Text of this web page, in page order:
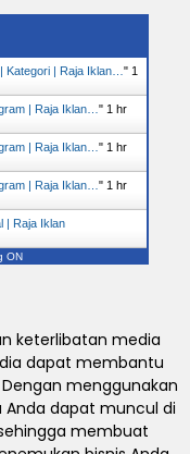
Kategori | Raja Iklan… " 1
| Raja Iklan… " 1 hr
| Raja Iklan… " 1 hr
| Raja Iklan… " 1 hr
| Raja Iklan
ON
keterlibatan media
dapat membantu
menggunakan
Anda dapat muncul di
membuat